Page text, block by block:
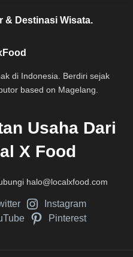
& Destinasi Wisata.
di Indonesia. Berdiri sejak
based on Magelang.
Usaha Dari
X Food
halo@localxfood.com
Instagram
Pinterest